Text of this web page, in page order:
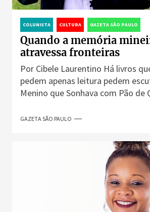
COLUNISTA CULTURA GAZETA SÃO PAULO
Quando a memória
atravessa fronteiras
Por Cibele Laurentino Há livros
pedem apenas leitura pedem
Menino que Sonhava com Pão de
GAZETA SÃO PAULO